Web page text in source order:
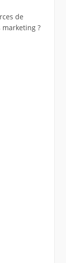
de
marketing ?